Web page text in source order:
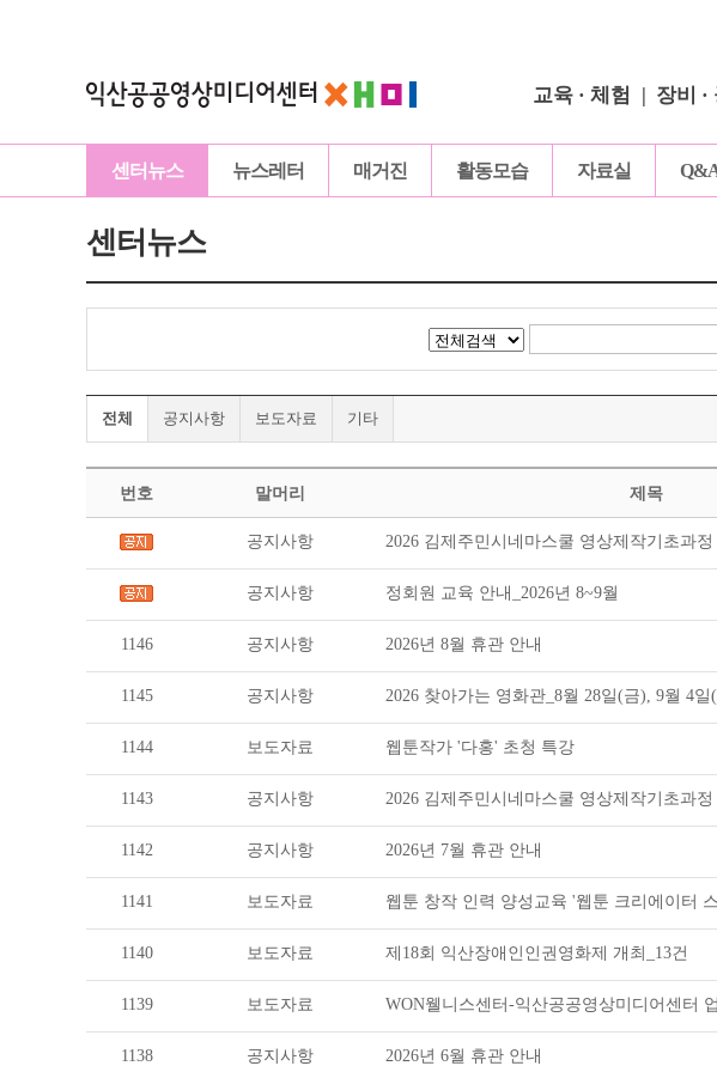
교육 · 체험 장비 ·
센터뉴스 뉴스레터 매거진 활동모습 자료실
센터뉴스
전체 공지사항 보도자료 기타
번호 말머리 제목
공지사항 2026 김제주민시네마스쿨 영상제작기초과
공지사항 정회원 교육 안내_2026년 8~9월
1146 공지사항 2026년 8월 휴관 안내
1145 공지사항 2026 찾아가는 영화관_8월 28일(금), 9월 4일
1144 보도자료 웹툰작가 '다홍' 초청 특강
1143 공지사항 2026 김제주민시네마스쿨 영상제작기초과
1142 공지사항 2026년 7월 휴관 안내
1141 보도자료 웹툰 창작 인력 양성교육 '웹툰 크리에이터
1140 보도자료 제18회 익산장애인인권영화제 개최_13건
1139 보도자료 WON웰니스센터-익산공공영상미디어센터
1138 공지사항 2026년 6월 휴관 안내